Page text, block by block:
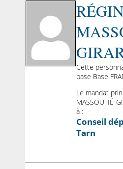
Cette
base Base
Le mandat
MASSOUTIÉ-
à :
Conseil
Tarn